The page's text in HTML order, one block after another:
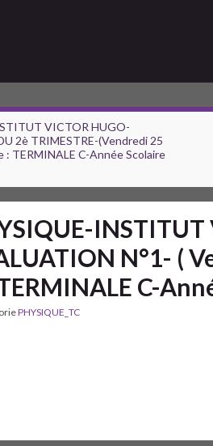
VICTOR HUGO-
2è TRIMESTRE-(Vendredi 25
: TERMINALE C-Année Scolaire
INSTITUT
N°1- (
C-
PHYSIQUE_TC